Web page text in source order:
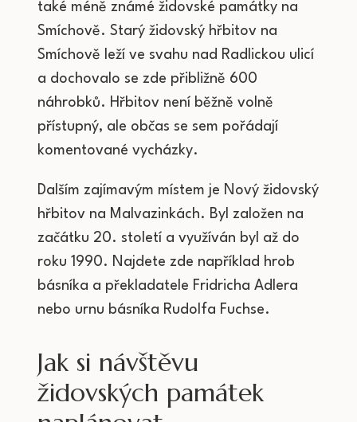
také méně známé židovské památky na
Smíchově. Starý židovský hřbitov na
Smíchově leží ve svahu nad Radlickou ulicí
a dochovalo se zde přibližně 600
náhrobků. Hřbitov není běžně volně
přístupný, ale občas se sem pořádají
komentované vycházky.
Dalším zajímavým místem je Nový židovský
hřbitov na Malvazinkách. Byl založen na
začátku 20. století a využíván byl až do
roku 1990. Najdete zde například hrob
básníka a překladatele Fridricha Adlera
nebo urnu básníka Rudolfa Fuchse.
Jak si návštěvu
židovských památek